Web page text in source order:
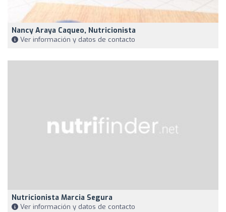
Nancy Araya Caqueo, Nutricionista
Ver información y datos de contacto
Nutricionista Marcia Segura
Ver información y datos de contacto